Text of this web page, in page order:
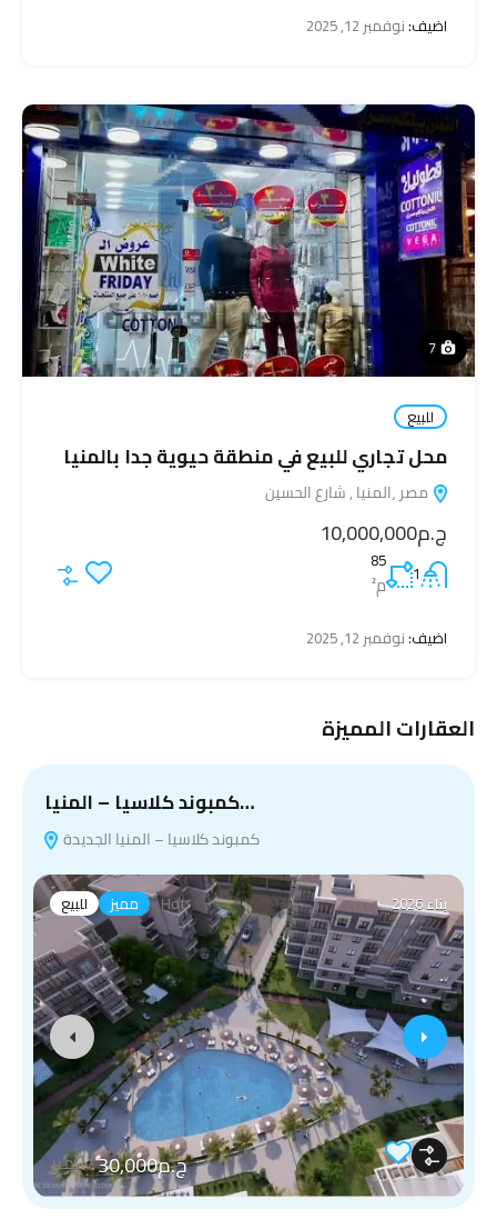
اضيف:نوفمبر 12, 2025
7
للبيع
محل تجاري للبيع في منطقة حيوية جدا بالمنيا
مصر ،المنيا , شارع الحسين
ج.م10,000,000
1
85
م²
اضيف:نوفمبر 12, 2025
العقارات المميزة
كمبوند كلاسيا – المنيا…
كمبوند كلاسيا – المنيا الجديدة
للبيع مميز Hot بناء 2026
ج.م30,000 /للمتر